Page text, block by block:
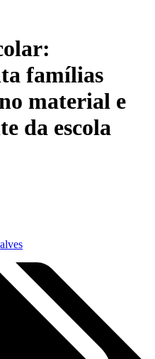
famílias
material e
da escola